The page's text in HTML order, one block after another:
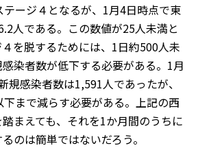
ージ４となるが、1月4日時点で東
人である。この数値が25人未満と
を脱するためには、1日約500人未
染者数が低下する必要がある。1月
規感染者数は1,591人であったが、
まで減らす必要がある。上記の西
まえても、それを1か月間のうちに
のは簡単ではないだろう。